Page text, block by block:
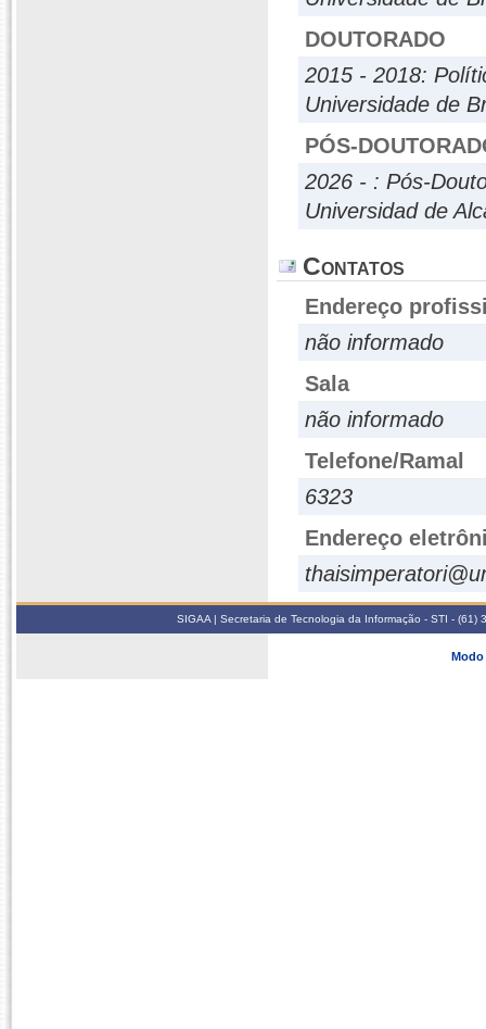
DOUTORADO
2015 - 2018:
Universidade de
PÓS-
2026 - : Pós-
Universidad de
Contatos
Endereço
não informado
Sala
não informado
Telefone/Ramal
6323
Endereço
SIGAA | Secretaria de Tecnologia da Informação - STI -
Modo